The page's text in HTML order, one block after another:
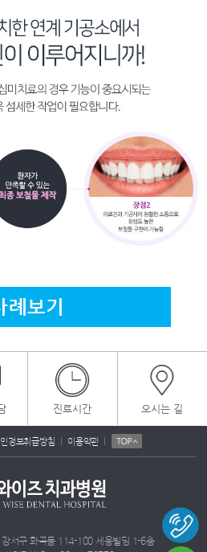
례보기
진료시간 오시는 길
정보취급방침 | 이용약관 |
서구 화곡동 114-100 세웅빌딩 1-6층